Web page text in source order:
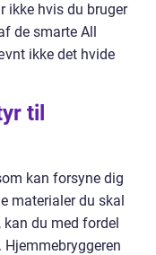
ikke hvis du bruger
de smarte All
ikke det hvide
til
kan forsyne dig
materialer du skal
du med fordel